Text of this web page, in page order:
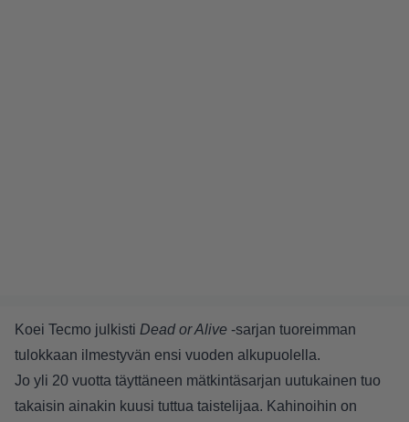
Koei Tecmo julkisti Dead or Alive -sarjan tuoreimman
tulokkaan ilmestyvän ensi vuoden alkupuolella.
Jo yli 20 vuotta täyttäneen mätkintäsarjan uutukainen tuo
takaisin ainakin kuusi tuttua taistelijaa. Kahinoihin on